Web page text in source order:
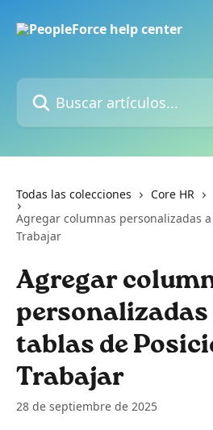
Buscar artículos...
Todas las colecciones Core HR
Agregar columnas personalizadas
Trabajar
Agregar
personalizadas
tablas de
Trabajar
28 de septiembre de 2025